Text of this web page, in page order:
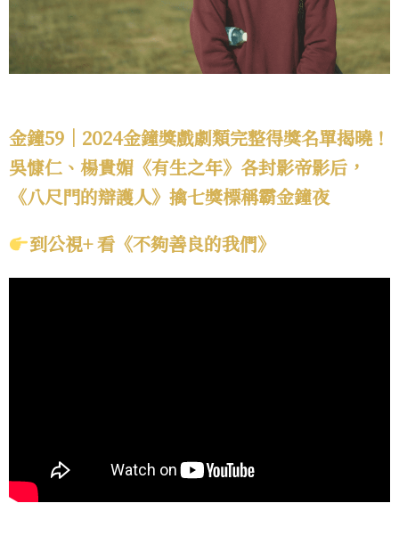
金鐘59｜2024金鐘獎戲劇類完整得獎名單揭曉！
吳慷仁、楊貴媚《有生之年》各封影帝影后，
《八尺門的辯護人》擒七獎標稱霸金鐘夜
到公視+ 看《不夠善良的我們》